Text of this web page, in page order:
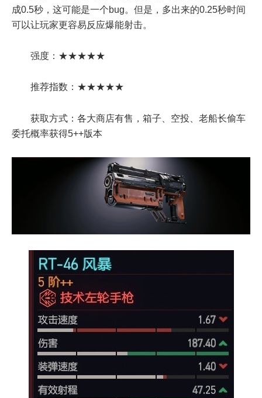
成0.5秒，这可能是一个bug。但是，多出来的0.25秒时间
可以让玩家更容易反应爆能射击。
强度：★★★★★
推荐指数：★★★★★
获取方式：各大商店有售，箱子、空投、老船长偷车
委托概率获得5++版本